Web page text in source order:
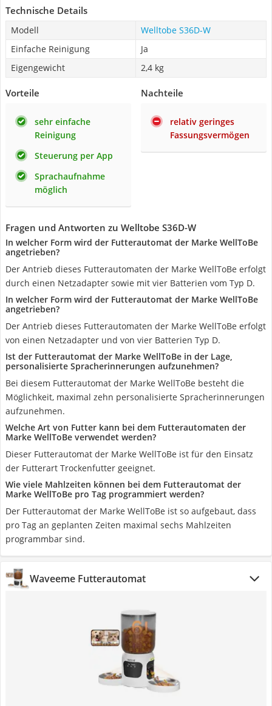
Technische Details
Modell
Welltobe S36D-W
Einfache Reinigung
Ja
Eigengewicht
2,4 kg
Vorteile
sehr einfache
Reinigung
Steuerung per App
Sprachaufnahme
möglich
Nachteile
relativ geringes
Fassungsvermögen
Fragen und Antworten zu Welltobe S36D-W
In welcher Form wird der Futterautomat der Marke WellToBe
angetrieben?
Der Antrieb dieses Futterautomaten der Marke WellToBe erfolgt
durch einen Netzadapter sowie mit vier Batterien vom Typ D.
In welcher Form wird der Futterautomat der Marke WellToBe
angetrieben?
Der Antrieb dieses Futterautomaten der Marke WellToBe erfolgt
von einen Netzadapter und von vier Batterien Typ D.
Ist der Futterautomat der Marke WellToBe in der Lage,
personalisierte Spracherinnerungen aufzunehmen?
Bei diesem Futterautomat der Marke WellToBe besteht die
Möglichkeit, maximal zehn personalisierte Spracherinnerungen
aufzunehmen.
Welche Art von Futter kann bei dem Futterautomaten der
Marke WellToBe verwendet werden?
Dieser Futterautomat der Marke WellToBe ist für den Einsatz
der Futterart Trockenfutter geeignet.
Wie viele Mahlzeiten können bei dem Futterautomat der
Marke WellToBe pro Tag programmiert werden?
Der Futterautomat der Marke WellToBe ist so aufgebaut, dass
pro Tag an geplanten Zeiten maximal sechs Mahlzeiten
programmbar sind.
Waveeme Futterautomat